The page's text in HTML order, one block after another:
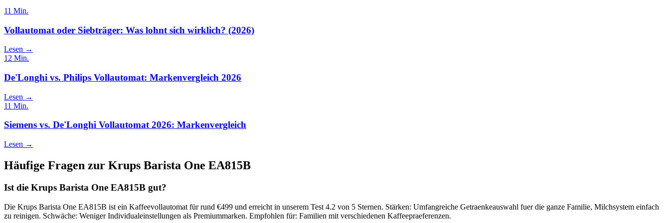
11 Min.
Vollautomat oder Siebträger: Was lohnt sich wirklich? (2026)
Lesen →
12 Min.
De'Longhi vs. Philips Vollautomat: Markenvergleich 2026
Lesen →
11 Min.
Siemens vs. De'Longhi Vollautomat 2026: Markenvergleich
Lesen →
Häufige Fragen zur Krups Barista One EA815B
Ist die Krups Barista One EA815B gut?
Die Krups Barista One EA815B ist ein Kaffeevollautomat für rund €499 und erreicht in unserem Test 4.2 von 5 Sternen. Stärken: Umfangreiche Getraenkeauswahl fuer die ganze Familie, Milchsystem einfach
zu reinigen. Schwäche: Weniger Individualeinstellungen als Premiummarken. Empfohlen für: Familien mit verschiedenen Kaffeepraeferenzen.